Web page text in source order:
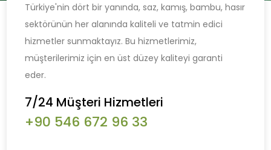
Türkiye'nin dört bir yanında, saz, kamış, bambu, hasır
sektörünün her alanında kaliteli ve tatmin edici
hizmetler sunmaktayız. Bu hizmetlerimiz,
müşterilerimiz için en üst düzey kaliteyi garanti
eder.
7/24 Müşteri Hizmetleri
+90 546 672 96 33